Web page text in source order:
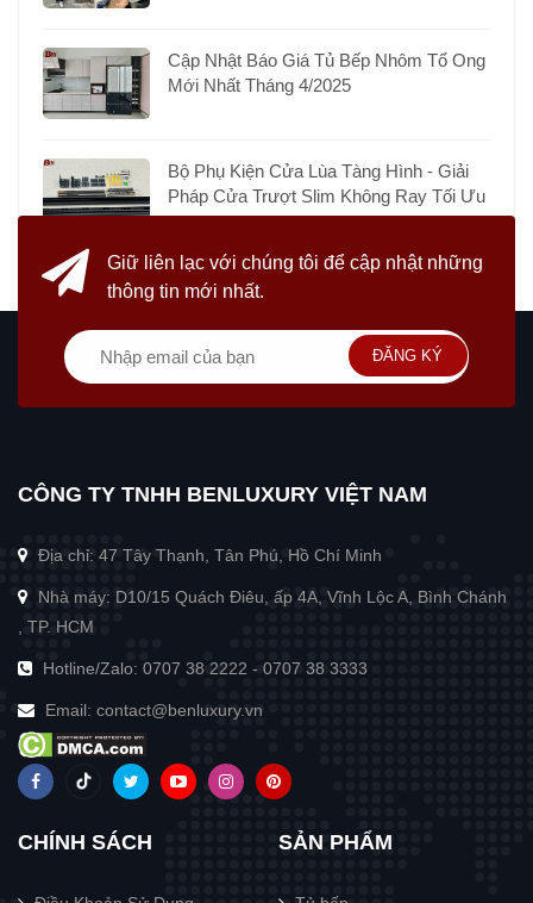
Cập Nhật Báo Giá Tủ Bếp Nhôm Tổ Ong
Mới Nhất Tháng 4/2025
Bộ Phụ Kiện Cửa Lùa Tàng Hình - Giải
Pháp Cửa Trượt Slim Không Ray Tối Ưu
Giữ liên lạc với chúng tôi để cập nhật những
thông tin mới nhất.
ĐĂNG KÝ
CÔNG TY TNHH BENLUXURY VIỆT NAM
Địa chỉ: 47 Tây Thạnh, Tân Phú, Hồ Chí Minh
Nhà máy: D10/15 Quách Điêu, ấp 4A, Vĩnh Lộc A, Bình Chánh
, TP. HCM
Hotline/Zalo: 0707 38 2222 - 0707 38 3333
Email: contact@benluxury.vn
CHÍNH SÁCH SẢN PHẨM